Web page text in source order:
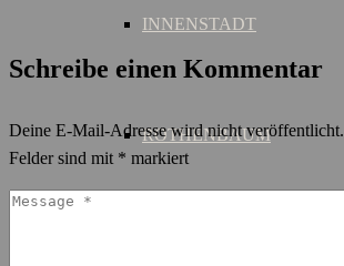
INNENSTADT
ROTHENBAUM
Schreibe einen Kommentar
Deine E-Mail-Adresse wird nicht veröffentlicht.
Felder sind mit * markiert